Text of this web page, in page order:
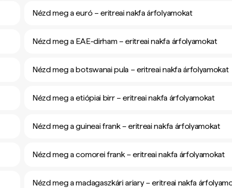
Nézd meg a euró – eritreai nakfa árfolyamokat
Nézd meg a EAE-dirham – eritreai nakfa árfolyamokat
Nézd meg a botswanai pula – eritreai nakfa árfolyamokat
Nézd meg a etiópiai birr – eritreai nakfa árfolyamokat
Nézd meg a guineai frank – eritreai nakfa árfolyamokat
Nézd meg a comorei frank – eritreai nakfa árfolyamokat
Nézd meg a madagaszkári ariary – eritreai nakfa